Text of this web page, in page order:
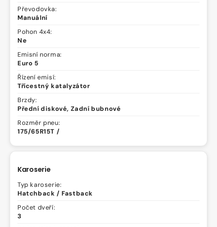
Převodovka:
Manuální
Pohon 4x4:
Ne
Emisní norma:
Euro 5
Řízení emisí:
Třícestný katalyzátor
Brzdy:
Přední diskové, Zadní bubnové
Rozměr pneu:
175/65R15T /
Karoserie
Typ karoserie:
Hatchback / Fastback
Počet dveří:
3